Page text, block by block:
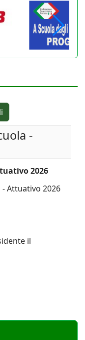
-
2026
- Attuativo 2026
il